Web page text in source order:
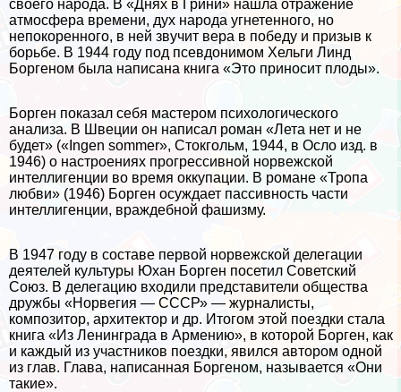
своего народа. В «Днях в Грини» нашла отражение
атмосфера времени, дух народа угнетенного, но
непокоренного, в ней звучит вера в победу и призыв к
борьбе. В 1944 году под псевдонимом Хельги Линд
Боргеном была написана книга «Это приносит плоды».
Борген показал себя мастером психологического
анализа. В Швеции он написал роман «Лета нет и не
будет» («Ingen sommer», Стокгольм, 1944, в Осло изд. в
1946) о настроениях прогрессивной норвежской
интеллигенции во время оккупации. В романе «Тропа
любви» (1946) Борген осуждает пассивность части
интеллигенции, враждебной фашизму.
В 1947 году в составе первой норвежской делегации
деятелей культуры Юхан Борген посетил Советский
Союз. В делегацию входили представители общества
дружбы «Норвегия — СССР» — журналисты,
композитор, архитектор и др. Итогом этой поездки стала
книга «Из Ленинграда в Армению», в которой Борген, как
и каждый из участников поездки, явился автором одной
из глав. Глава, написанная Боргеном, называется «Они
такие».